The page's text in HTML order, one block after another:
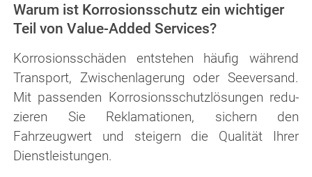
Warum ist Korrosionsschutz ein wichtiger
Teil von Value-Added Services?
Korrosionsschäden entstehen häufig während
Transport, Zwischenlagerung oder Seeversand.
Mit passenden Korrosionsschutzlösungen redu­
zier­en Sie Reklamationen, sichern den
Fahrzeugwert und steigern die Qualität Ihrer
Dienstleistungen.